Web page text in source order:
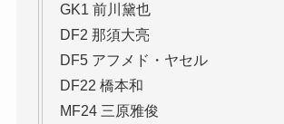
GK1 前川黛也
DF2 那須大亮
DF5 アフメド・ヤセル
DF22 橋本和
MF24 三原雅俊